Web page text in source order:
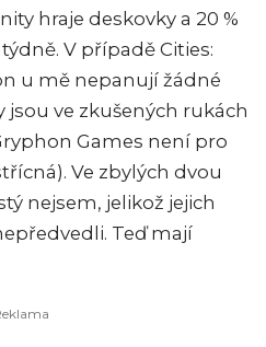
hraje deskovky a 20 %
V případě Cities:
u mě nepanují žádné
jsou ve zkušených rukách
Games není pro
Ve zbylých dvou
nejsem, jelikož jejich
Teď mají